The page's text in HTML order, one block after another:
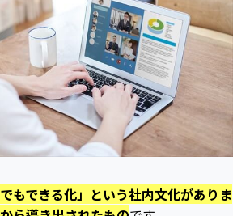
でもできる化」という社内文化がありま